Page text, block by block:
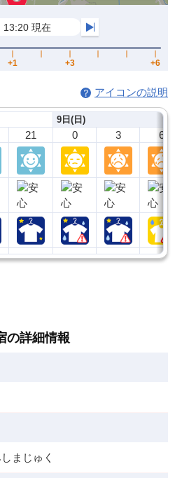
アイコンの説明
21
9日(日)
0 3 6
の詳細情報
まじゅく